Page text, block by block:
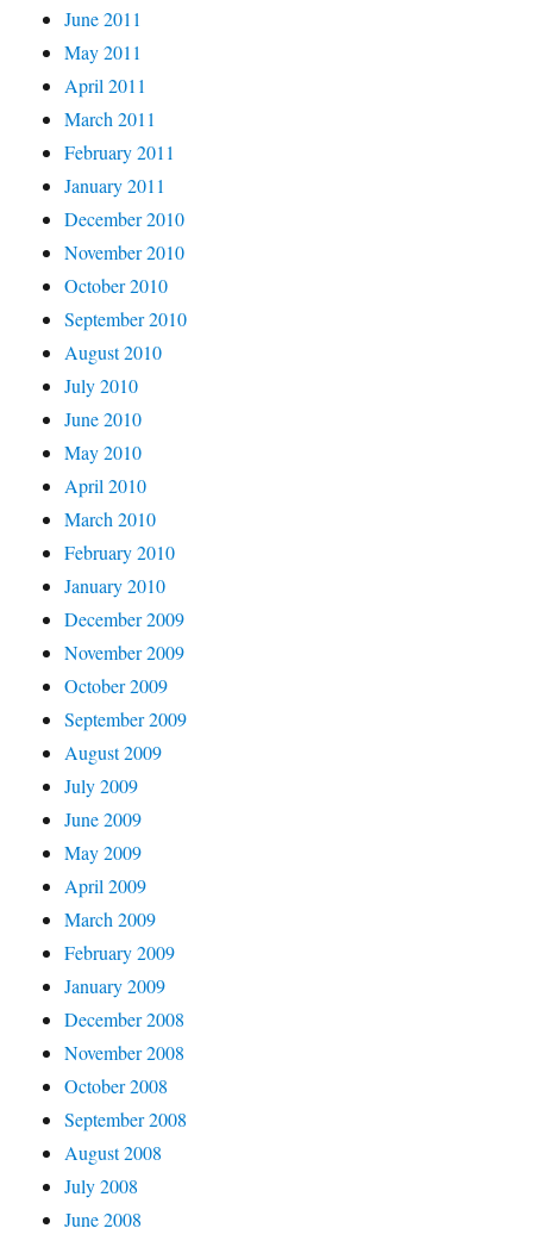
June 2011
May 2011
April 2011
March 2011
February 2011
January 2011
December 2010
November 2010
October 2010
September 2010
August 2010
July 2010
June 2010
May 2010
April 2010
March 2010
February 2010
January 2010
December 2009
November 2009
October 2009
September 2009
August 2009
July 2009
June 2009
May 2009
April 2009
March 2009
February 2009
January 2009
December 2008
November 2008
October 2008
September 2008
August 2008
July 2008
June 2008